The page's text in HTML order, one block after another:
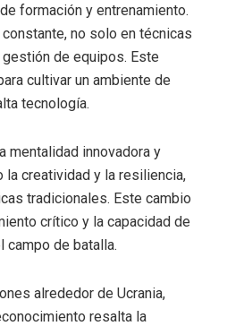
formación y entrenamiento.
no solo en técnicas
de equipos. Este
cultivar un ambiente de
tecnología.
mentalidad innovadora y
la creatividad y la resiliencia,
tradicionales. Este cambio
crítico y la capacidad de
de batalla.
alrededor de Ucrania,
resalta la